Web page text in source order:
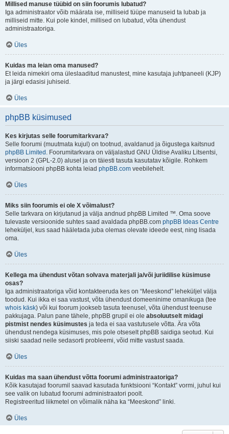
Millised manuse tüübid on siin foorumis lubatud?
Iga administraator võib määrata ise, milliseid tüüpe manuseid ta lubab ja
milliseid mitte. Kui pole kindel, millised on lubatud, võta ühendust
administraatoriga.
Üles
Kuidas ma leian oma manused?
Et leida nimekiri oma üleslaaditud manustest, mine kasutaja juhtpaneeli (KJP)
ja järgi edasisi juhiseid.
Üles
phpBB küsimused
Kes kirjutas selle foorumitarkvara?
Selle foorumi (muutmata kujul) on tootnud, avaldanud ja õigustega kaitsnud
phpBB Limited . Foorumitarkvara on väljalastud GNU Üldise Avaliku Litsentsi,
versioon 2 (GPL-2.0) alusel ja on täiesti tasuta kasutatav kõigile. Rohkem
informatsiooni phpBB kohta leiad phpBB.com veebilehelt.
Üles
Miks siin foorumis ei ole X võimalust?
Selle tarkvara on kirjutanud ja välja andnud phpBB Limited ™. Oma soove
tulevaste versioonide suhtes saad avaldada phpBB.com phpBB Ideas Centre
leheküljel, kus saad hääletada juba olemas olevate ideede eest, ning lisada
oma.
Üles
Kellega ma ühendust võtan solvava materjali ja/või juriidilise küsimuse
osas?
Iga administraatoriga võid kontakteeruda kes on “Meeskond” leheküljel välja
toodud. Kui ikka ei saa vastust, võta ühendust domeeninime omanikuga (tee
whois käsk) või kui foorum jookseb tasuta teenusel, võta ühendust teenuse
pakkujaga. Palun pane tähele, phpBB grupil ei ole absoluutselt midagi
pistmist nendes küsimustes ja teda ei saa vastutusele võtta. Ära võta
ühendust nendega küsimuses, mis pole otseselt phpBB saidiga seotud. Kui
siiski saadad neile sedasorti probleemi, võid mitte vastust saada.
Üles
Kuidas ma saan ühendust võtta foorumi administraatoriga?
Kõik kasutajad foorumil saavad kasutada funktsiooni “Kontakt” vormi, juhul kui
see valik on lubatud foorumi administraatori poolt.
Registreeritud liikmetel on võimalik näha ka “Meeskond” linki.
Üles